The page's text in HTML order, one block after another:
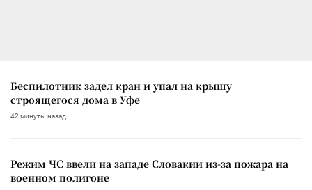
Беспилотник задел кран и упал на крышу
строящегося дома в Уфе
42 минуты назад
Режим ЧС ввели на западе Словакии из-за пожара на
военном полигоне